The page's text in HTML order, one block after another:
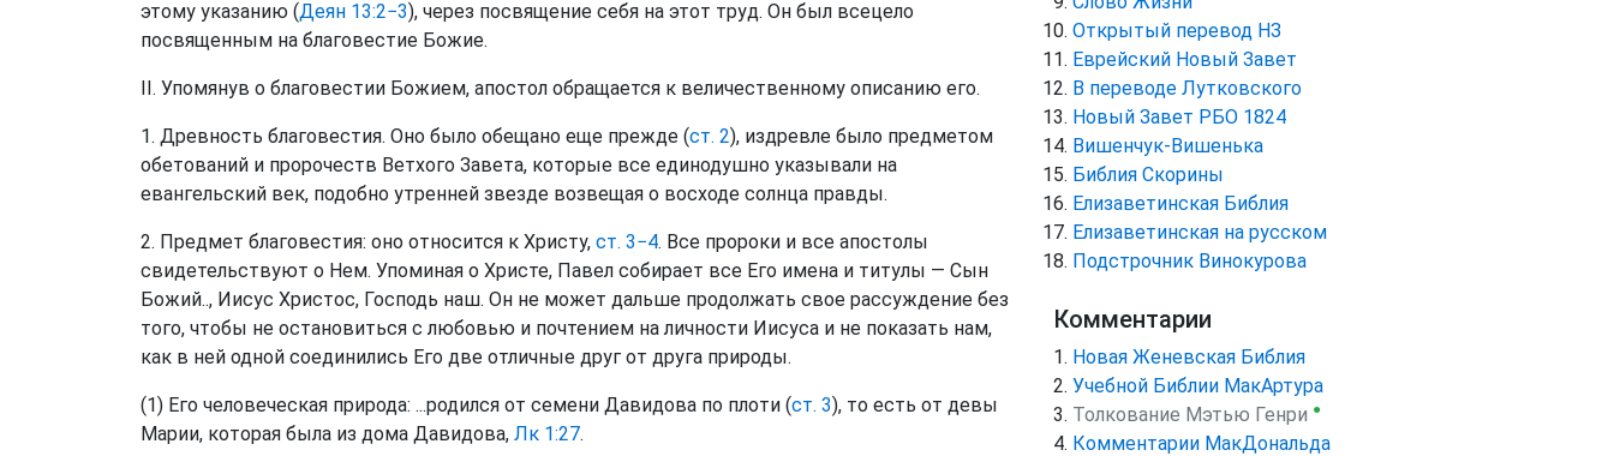
этому указанию (Деян 13:2−3), через посвящение себя на этот труд. Он был всецело
посвященным на благовестие Божие.
II. Упомянув о благовестии Божием, апостол обращается к величественному описанию его.
1. Древность благовестия. Оно было обещано еще прежде (ст. 2), издревле было предметом
обетований и пророчеств Ветхого Завета, которые все единодушно указывали на
евангельский век, подобно утренней звезде возвещая о восходе солнца правды.
2. Предмет благовестия: оно относится к Христу, ст. 3−4. Все пророки и все апостолы
свидетельствуют о Нем. Упоминая о Христе, Павел собирает все Его имена и титулы — Сын
Божий.., Иисус Христос, Господь наш. Он не может дальше продолжать свое рассуждение без
того, чтобы не остановиться с любовью и почтением на личности Иисуса и не показать нам,
как в ней одной соединились Его две отличные друг от друга природы.
(1) Его человеческая природа: ...родился от семени Давидова по плоти (ст. 3), то есть от девы
Марии, которая была из дома Давидова, Лк 1:27.
Открытый перевод НЗ
Еврейский Новый Завет
В переводе Лутковского
Новый Завет РБО 1824
Вишенчук-Вишенька
Библия Скорины
Елизаветинская Библия
Елизаветинская на русском
Подстрочник Винокурова
Комментарии
Новая Женевская Библия
Учебной Библии МакАртура
Толкование Мэтью Генри ●
Комментарии МакДональда